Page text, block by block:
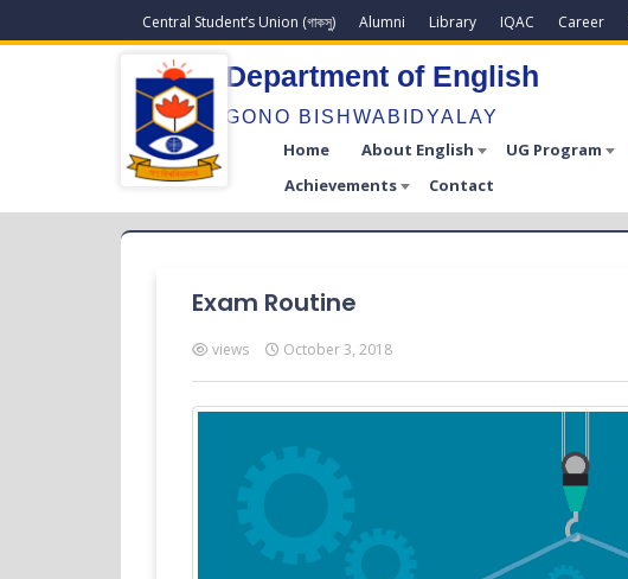
Central Student’s Union (গাকসু) Alumni Library IQAC Career
Department of English
GONO BISHWABIDYALAY
Home About English UG Program
Achievements
Contact
Exam Routine
views October 3, 2018